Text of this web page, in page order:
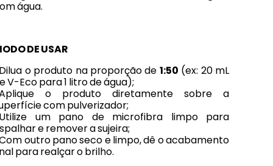
água.
DE USAR
o produto na proporção de 1:50 (ex: 20 mL
V-Eco para 1 litro de água);
o produto diretamente sobre a
com pulverizador;
um pano de microfibra limpo para
e remover a sujeira;
outro pano seco e limpo, dê o acabamento
para realçar o brilho.